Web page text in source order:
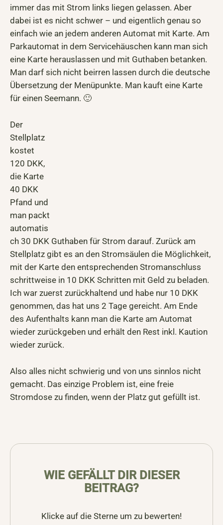
immer das mit Strom links liegen gelassen. Aber
dabei ist es nicht schwer – und eigentlich genau so
einfach wie an jedem anderen Automat mit Karte. Am
Parkautomat in dem Servicehäuschen kann man sich
eine Karte herauslassen und mit Guthaben betanken.
Man darf sich nicht beirren lassen durch die deutsche
Übersetzung der Menüpunkte. Man kauft eine Karte
für einen Seemann. 🙂
Der
Stellplatz
kostet
120 DKK,
die Karte
40 DKK
Pfand und
man packt
automatis
ch 30 DKK Guthaben für Strom darauf. Zurück am
Stellplatz gibt es an den Stromsäulen die Möglichkeit,
mit der Karte den entsprechenden Stromanschluss
schrittweise in 10 DKK Schritten mit Geld zu beladen.
Ich war zuerst zurückhaltend und habe nur 10 DKK
genommen, das hat uns 2 Tage gereicht. Am Ende
des Aufenthalts kann man die Karte am Automat
wieder zurückgeben und erhält den Rest inkl. Kaution
wieder zurück.
Also alles nicht schwierig und von uns sinnlos nicht
gemacht. Das einzige Problem ist, eine freie
Stromdose zu finden, wenn der Platz gut gefüllt ist.
WIE GEFÄLLT DIR DIESER
BEITRAG?
Klicke auf die Sterne um zu bewerten!